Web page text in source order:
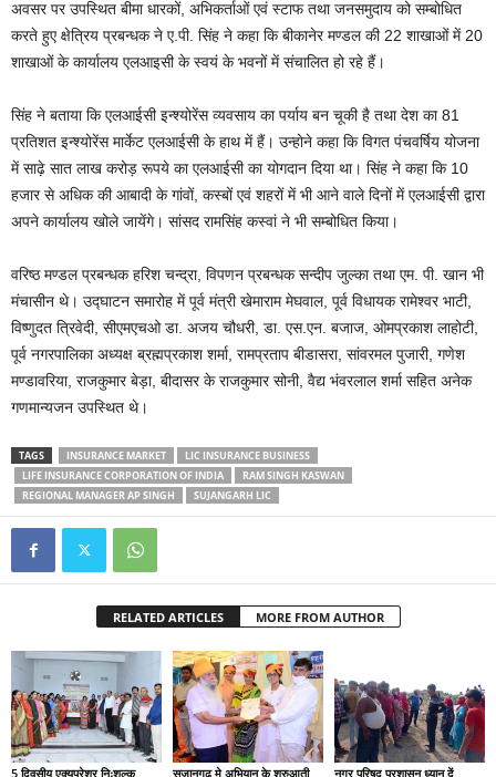
अवसर पर उपस्थित बीमा धारकों, अभिकर्ताओं एवं स्टाफ तथा जनसमुदाय को सम्बोधित
करते हुए क्षेत्रिय प्रबन्धक ने ए.पी. सिंह ने कहा कि बीकानेर मण्डल की 22 शाखाओं में 20
शाखाओं के कार्यालय एलआइसी के स्वयं के भवनों में संचालित हो रहे हैं।
सिंह ने बताया कि एलआईसी इन्श्योरेंस व्यवसाय का पर्याय बन चूकी है तथा देश का 81
प्रतिशत इन्श्योरेंस मार्केट एलआईसी के हाथ में हैं। उन्होने कहा कि विगत पंचवर्षिय योजना
में साढ़े सात लाख करोड़ रूपये का एलआईसी का योगदान दिया था। सिंह ने कहा कि 10
हजार से अधिक की आबादी के गांवों, कस्बों एवं शहरों में भी आने वाले दिनों में एलआईसी द्वारा
अपने कार्यालय खोले जायेंगे। सांसद रामसिंह कस्वां ने भी सम्बोधित किया।
वरिष्ठ मण्डल प्रबन्धक हरिश चन्द्रा, विपणन प्रबन्धक सन्दीप जुल्का तथा एम. पी. खान भी
मंचासीन थे। उद्घाटन समारोह में पूर्व मंत्री खेमाराम मेघवाल, पूर्व विधायक रामेश्वर भाटी,
विष्णुदत त्रिवेदी, सीएमएचओ डा. अजय चौधरी, डा. एस.एन. बजाज, ओमप्रकाश लाहोटी,
पूर्व नगरपालिका अध्यक्ष ब्रह्मप्रकाश शर्मा, रामप्रताप बीडासरा, सांवरमल पुजारी, गणेश
मण्डावरिया, राजकुमार बेड़ा, बीदासर के राजकुमार सोनी, वैद्य भंवरलाल शर्मा सहित अनेक
गणमान्यजन उपस्थित थे।
TAGS INSURANCE MARKET
LIC INSURANCE BUSINESS
LIFE INSURANCE CORPORATION OF INDIA
RAM SINGH KASWAN
REGIONAL MANAGER AP SINGH
SUJANGARH LIC
RELATED ARTICLES MORE FROM AUTHOR
5 दिवसीय एक्यूप्रेशर निःशुल्क
सुजानगढ़ मे अभियान के शुरुआती
नगर परिषद प्रशासन ध्यान दें